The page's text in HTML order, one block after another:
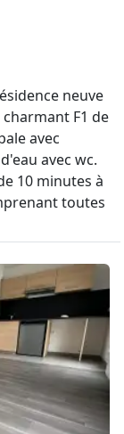
neuve
F1 de
avec
avec wc.
10 minutes à
toutes